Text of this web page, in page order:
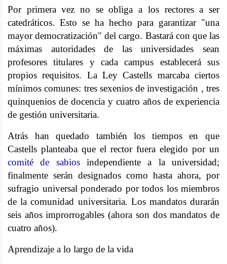
Por primera vez no se obliga a los rectores a ser
catedráticos. Esto se ha hecho para garantizar "una
mayor democratización" del cargo. Bastará con que las
máximas autoridades de las universidades sean
profesores titulares y cada campus establecerá sus
propios requisitos. La Ley Castells marcaba ciertos
mínimos comunes: tres sexenios de investigación , tres
quinquenios de docencia y cuatro años de experiencia
de gestión universitaria.
Atrás han quedado también los tiempos en que
Castells planteaba que el rector fuera elegido por un
comité de sabiosindependiente a la universidad;
finalmente serán designados como hasta ahora, por
sufragio universal ponderado por todos los miembros
de la comunidad universitaria. Los mandatos durarán
seis años improrrogables (ahora son dos mandatos de
cuatro años).
Aprendizaje a lo largo de la vida